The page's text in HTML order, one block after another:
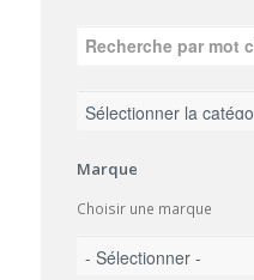
Marque
Choisir une marque